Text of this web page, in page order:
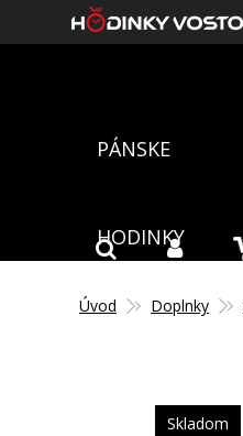
PÁNSKE
HODINKY
Úvod Doplnky
Skladom